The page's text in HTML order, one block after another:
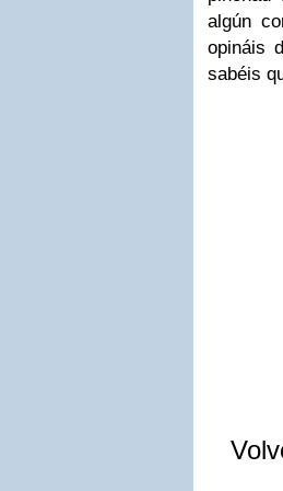
algún
opináis
sabéis